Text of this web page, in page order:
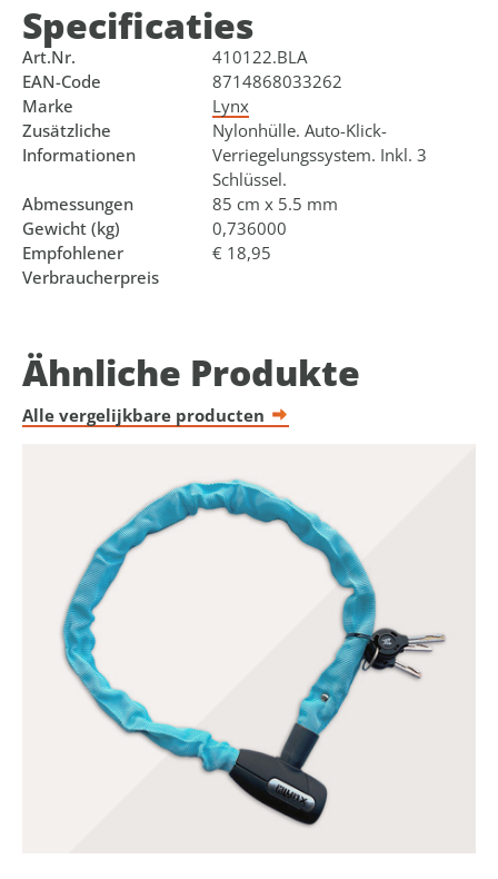
Specificaties
Art.Nr.
410122.BLA
EAN-Code
8714868033262
Marke
Lynx
Zusätzliche
Informationen
Nylonhülle. Auto-Klick-
Verriegelungssystem. Inkl. 3
Schlüssel.
Abmessungen
85 cm x 5.5 mm
Gewicht (kg)
0,736000
Empfohlener
Verbraucherpreis
€ 18,95
Ähnliche Produkte
Alle vergelijkbare producten